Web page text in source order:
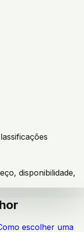
disponibilidade,
escolher uma